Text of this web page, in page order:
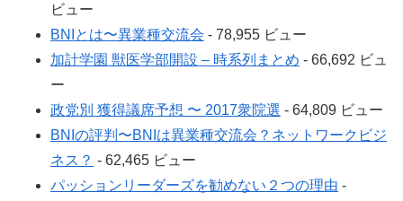
ビュー
BNIとは〜異業種交流会 - 78,955 ビュー
加計学園 獣医学部開設 – 時系列まとめ - 66,692 ビュ
ー
政党別 獲得議席予想 〜 2017衆院選 - 64,809 ビュー
BNIの評判〜BNIは異業種交流会？ネットワークビジ
ネス？ - 62,465 ビュー
パッションリーダーズを勧めない２つの理由 -